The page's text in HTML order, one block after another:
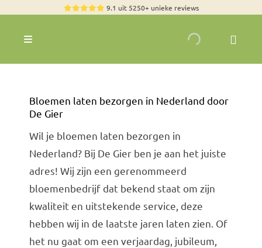
content
9.1 uit 5250+ unieke reviews
Toggle
Rozen
Exclusieve boeketten
Boeketten
Pioenrozen
Groen & Decoratief
Bloemen per soort
Bloemenpakketten
Bloemen laten bezorgen in Nederland door
De Gier
Wil je bloemen laten bezorgen in
Nederland? Bij De Gier ben je aan het juiste
adres! Wij zijn een gerenommeerd
bloemenbedrijf dat bekend staat om zijn
kwaliteit en uitstekende service, deze
hebben wij in de laatste jaren laten zien. Of
het nu gaat om een verjaardag, jubileum,